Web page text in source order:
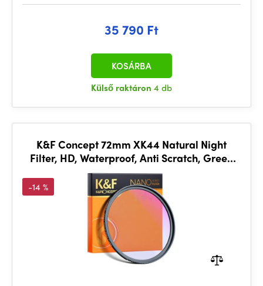
35 790 Ft
Külső raktáron 4 db
KOSÁRBA
K&F Concept 72mm XK44 Natural Night
Filter, HD, Waterproof, Anti Scratch, Green
Coated
-14 %